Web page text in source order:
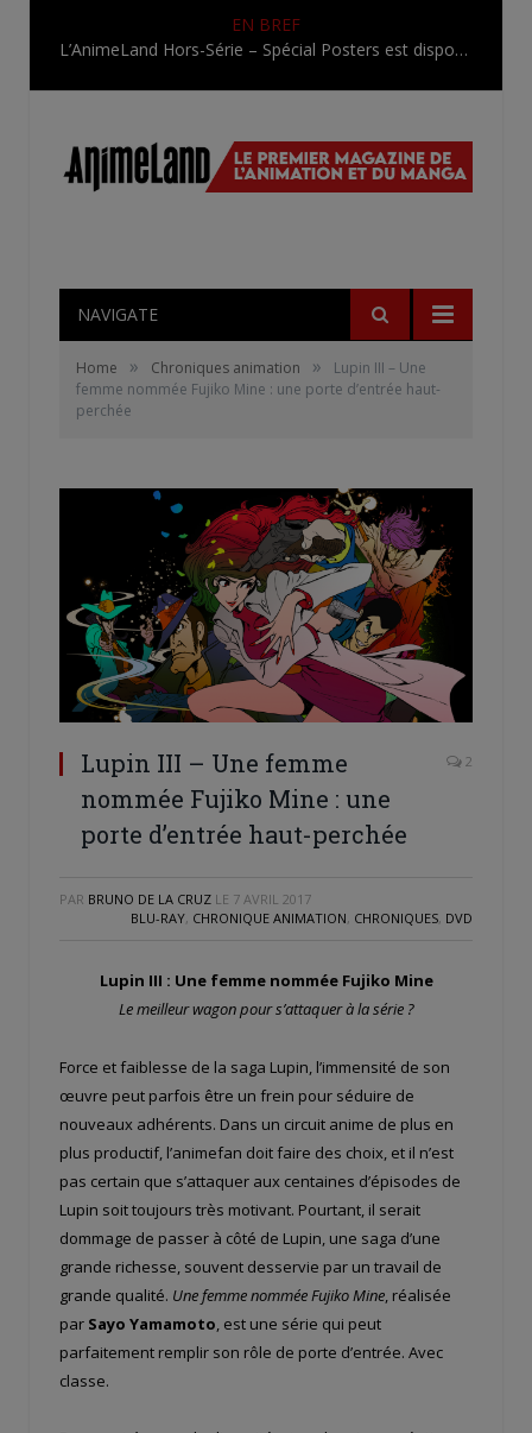
EN BREF
L’AnimeLand Hors-Série – Spécial Posters est disponible !
NAVIGATE
Home » Chroniques animation »
Lupin III – Une
femme nommée Fujiko Mine : une porte d’entrée haut-
perchée
Lupin III – Une femme
nommée Fujiko Mine : une
porte d’entrée haut-perchée
2
PAR BRUNO DE LA CRUZ LE 7 AVRIL 2017
BLU-RAY, CHRONIQUE ANIMATION, CHRONIQUES, DVD
Lupin III : Une femme nommée Fujiko Mine
Le meilleur wagon pour s’attaquer à la série ?
Force et faiblesse de la saga Lupin, l’immensité de son
œuvre peut parfois être un frein pour séduire de
nouveaux adhérents. Dans un circuit anime de plus en
plus productif, l’animefan doit faire des choix, et il n’est
pas certain que s’attaquer aux centaines d’épisodes de
Lupin soit toujours très motivant. Pourtant, il serait
dommage de passer à côté de Lupin, une saga d’une
grande richesse, souvent desservie par un travail de
grande qualité. Une femme nommée Fujiko Mine , réalisée
par Sayo Yamamoto , est une série qui peut
parfaitement remplir son rôle de porte d’entrée. Avec
classe.